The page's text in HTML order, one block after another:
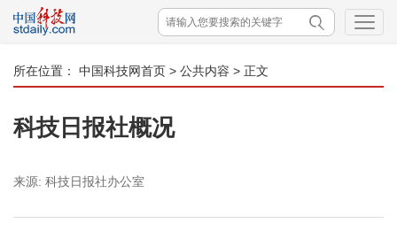
所在位置： 中国科技网首页 > 公共内容 > 正文
科技日报社概况
来源: 科技日报社办公室